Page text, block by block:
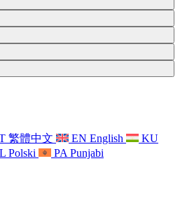
ਰਿਪੋਰਟ
ਸਹਾਇਤਾ
ਦੀਆਂ ਸ਼ਰਤਾਂ
ਰਿਪੋਰਟ
ਰਿਪੋਰਟ
ਸਹਾਇਤਾ ਸੇਵਾ
繁體中文 EN English
KU
Polski PA Punjabi